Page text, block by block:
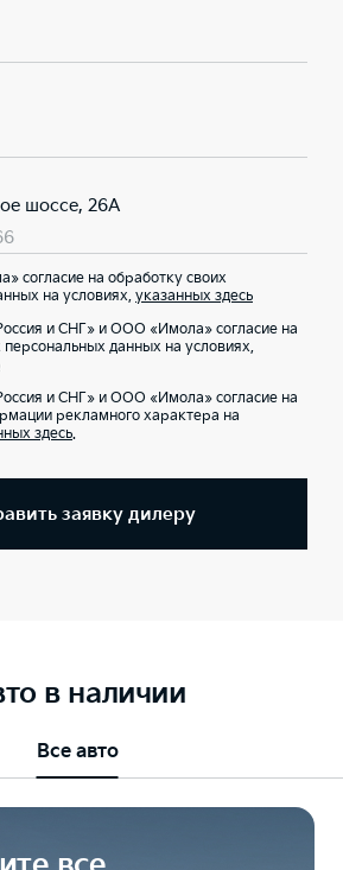
шоссе, 26А
согласие на обработку своих
на условиях, указанных здесь
и СНГ» и ООО «Имола» согласие на
персональных данных на условиях,
и СНГ» и ООО «Имола» согласие на
рекламного характера на
здесь.
заявку дилеру
в наличии
Все авто